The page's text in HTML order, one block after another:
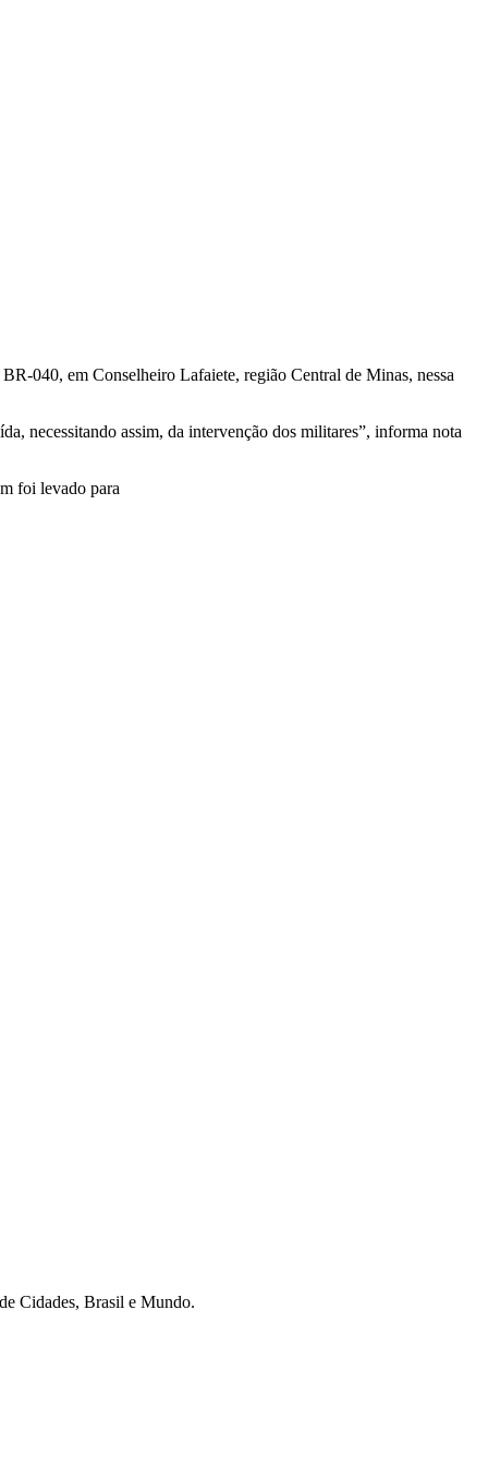
040, em Conselheiro Lafaiete, região Central de Minas, nessa
necessitando assim, da intervenção dos militares”, informa nota
foi levado para
Cidades, Brasil e Mundo.